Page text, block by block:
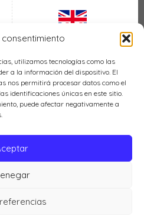
utilizamos tecnologías como las
a la información del dispositivo. El
nos permitirá procesar datos como el
identificaciones únicas en este sitio.
puede afectar negativamente a
Inglesa